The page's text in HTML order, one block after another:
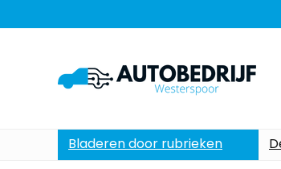
Bladeren door rubrieken